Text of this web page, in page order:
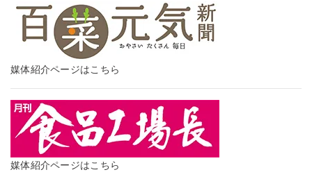
媒体紹介ページはこちら
媒体紹介ページはこちら